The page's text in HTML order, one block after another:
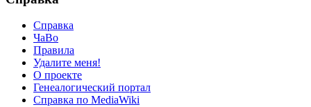
Справка
ЧаВо
Правила
Удалите меня!
О проекте
Генеалогический портал
Справка по MediaWiki